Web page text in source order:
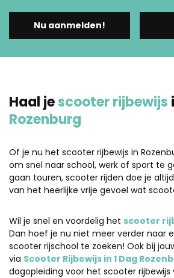
Nu aanmelden!
Haal jescooter rijbewijs
Rozenburg
Of je nu het scooter rijbewijs in
om snel naar school, werk of sport te
gaan touren, scooter rijden doe je
van het heerlijke vrije gevoel wat
Wil je snel en voordelig het scooter
Dan hoef je nu niet meer verder naar
scooter rijschool te zoeken! Ook bij
via Scooter Rijbewijs in 1 Dag
dagopleiding voor het scooter rijbewijs